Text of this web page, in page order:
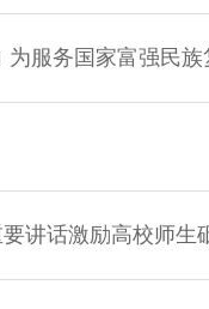
服务国家富强民
讲话激励高校师生